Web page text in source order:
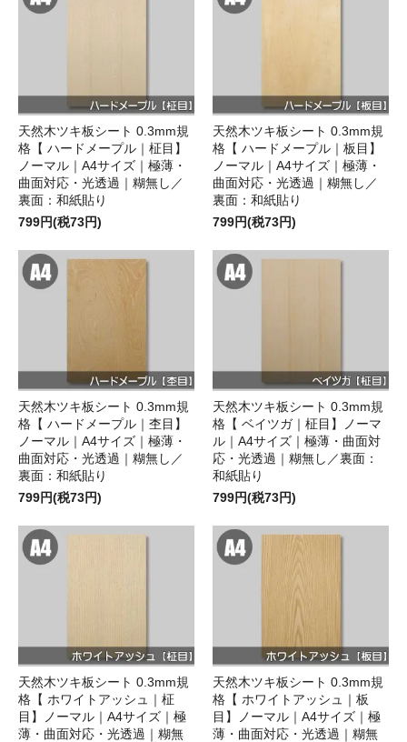
天然木ツキ板シート 0.3mm規
格【 ハードメープル｜柾目】
ノーマル｜A4サイズ｜極薄・
曲面対応・光透過｜糊無し／
裏面：和紙貼り
799円(税73円)
天然木ツキ板シート 0.3mm規
格【 ハードメープル｜板目】
ノーマル｜A4サイズ｜極薄・
曲面対応・光透過｜糊無し／
裏面：和紙貼り
799円(税73円)
天然木ツキ板シート 0.3mm規
格【 ハードメープル｜杢目】
ノーマル｜A4サイズ｜極薄・
曲面対応・光透過｜糊無し／
裏面：和紙貼り
799円(税73円)
天然木ツキ板シート 0.3mm規
格【 ベイツガ｜柾目】ノーマ
ル｜A4サイズ｜極薄・曲面対
応・光透過｜糊無し／裏面：
和紙貼り
799円(税73円)
天然木ツキ板シート 0.3mm規
格【 ホワイトアッシュ｜柾
目】ノーマル｜A4サイズ｜極
薄・曲面対応・光透過｜糊無
天然木ツキ板シート 0.3mm規
格【 ホワイトアッシュ｜板
目】ノーマル｜A4サイズ｜極
薄・曲面対応・光透過｜糊無